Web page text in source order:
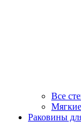
Все
Раковины